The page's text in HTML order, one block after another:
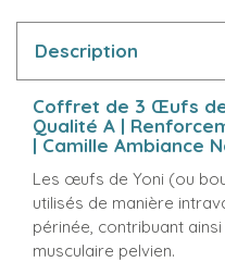
Description
Coffret de 3 Œufs
Qualité A |
| Camille Ambiance
Les œufs de Yoni (ou
utilisés de manière
périnée, contribuant
musculaire pelvien.